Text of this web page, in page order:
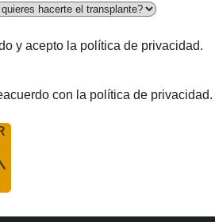
y acepto la política de privacidad.
con la política de privacidad.